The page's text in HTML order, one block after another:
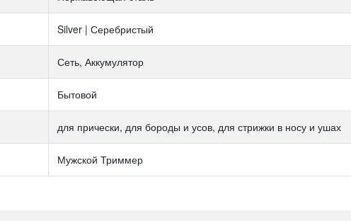
Silver | Серебристый
Сеть, Аккумулятор
Бытовой
для прически, для бороды и усов, для стрижки в носу и ушах
Мужской Триммер